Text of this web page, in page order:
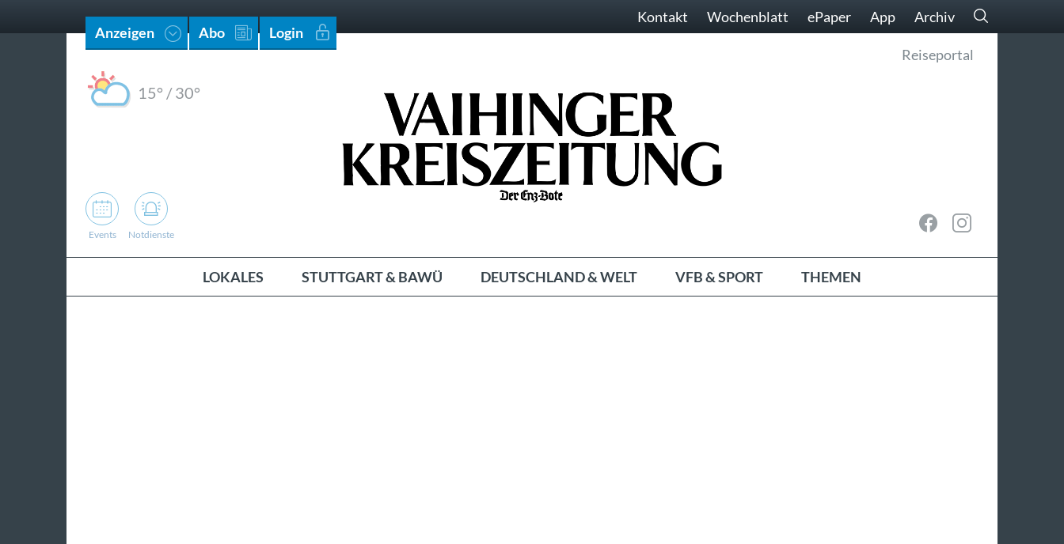
Anzeigen Abo Login
Kontakt Wochenblatt ePaper App Archiv
15° /30°
Reiseportal
Events Notdienste
LOKALES STUTTGART & BAWÜ DEUTSCHLAND & WELT VFB & SPORT THEMEN